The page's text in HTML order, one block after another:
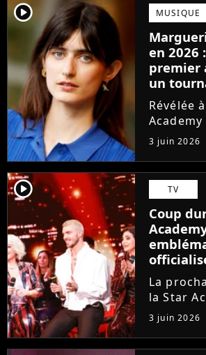
player2 MUSIQUE
en 2026
premier
un
Révélée
Academy
l'arrivée
de son
Guérir.
Laura
3 juin 2026
player2 TV
Coup
"Ça
La
la Star
avec une
recrue
Coach
3 juin 2026